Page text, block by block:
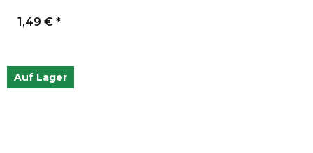
1,49 € *
Auf Lager